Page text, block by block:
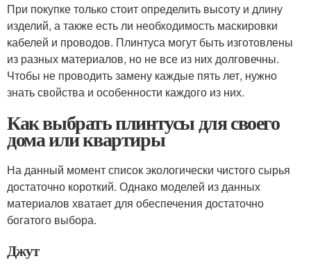
При покупке только стоит определить высоту и длину
изделий, а также есть ли необходимость маскировки
кабелей и проводов. Плинтуса могут быть изготовлены
из разных материалов, но не все из них долговечны.
Чтобы не проводить замену каждые пять лет, нужно
знать свойства и особенности каждого из них.
Как выбрать плинтусы для своего
дома или квартиры
На данный момент список экологически чистого сырья
достаточно короткий. Однако моделей из данных
материалов хватает для обеспечения достаточно
богатого выбора.
Джут